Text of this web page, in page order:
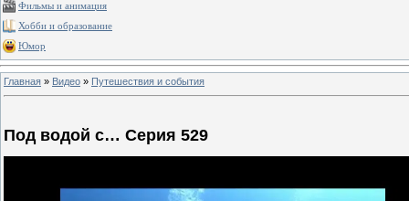
Фильмы и анимация
Хобби и образование
Юмор
Главная » Видео » Путешествия и события
Под водой с… Серия 529